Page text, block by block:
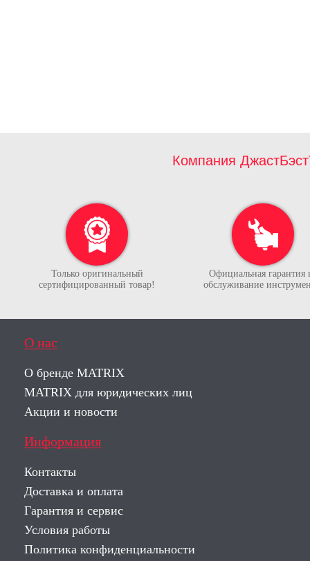
Компания
Только оригинальный
сертифицированный товар!
Официальная гарантия
обслуживание
О нас
О бренде MATRIX
MATRIX для юридических лиц
Акции и новости
Информация
Контакты
Доставка и оплата
Гарантия и сервис
Условия работы
Политика конфиденциальности